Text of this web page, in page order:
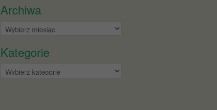
Archiwa
Archiwa
Kategorie
Kategorie